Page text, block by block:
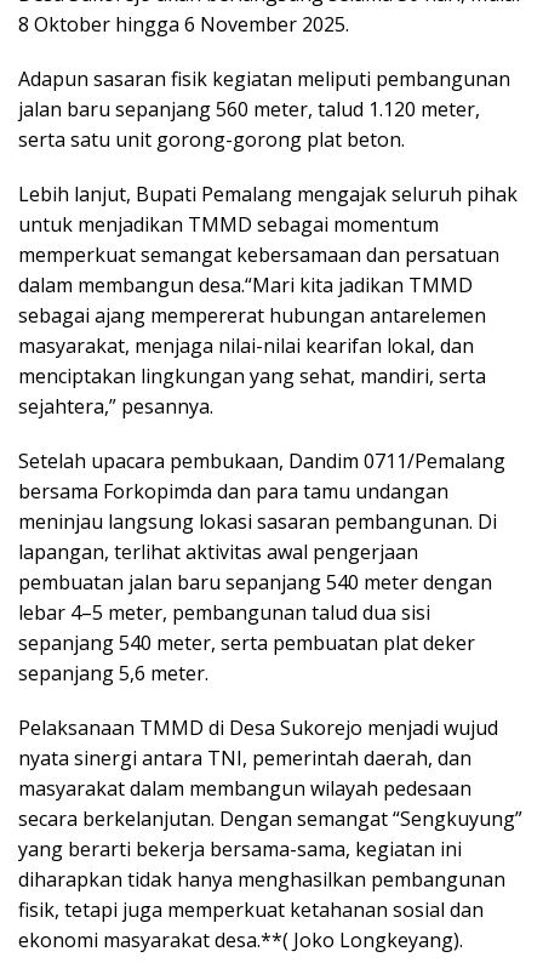
8 Oktober hingga 6 November 2025.
Adapun sasaran fisik kegiatan meliputi pembangunan
jalan baru sepanjang 560 meter, talud 1.120 meter,
serta satu unit gorong-gorong plat beton.
Lebih lanjut, Bupati Pemalang mengajak seluruh pihak
untuk menjadikan TMMD sebagai momentum
memperkuat semangat kebersamaan dan persatuan
dalam membangun desa.“Mari kita jadikan TMMD
sebagai ajang mempererat hubungan antarelemen
masyarakat, menjaga nilai-nilai kearifan lokal, dan
menciptakan lingkungan yang sehat, mandiri, serta
sejahtera,” pesannya.
Setelah upacara pembukaan, Dandim 0711/Pemalang
bersama Forkopimda dan para tamu undangan
meninjau langsung lokasi sasaran pembangunan. Di
lapangan, terlihat aktivitas awal pengerjaan
pembuatan jalan baru sepanjang 540 meter dengan
lebar 4–5 meter, pembangunan talud dua sisi
sepanjang 540 meter, serta pembuatan plat deker
sepanjang 5,6 meter.
Pelaksanaan TMMD di Desa Sukorejo menjadi wujud
nyata sinergi antara TNI, pemerintah daerah, dan
masyarakat dalam membangun wilayah pedesaan
secara berkelanjutan. Dengan semangat “Sengkuyung”
yang berarti bekerja bersama-sama, kegiatan ini
diharapkan tidak hanya menghasilkan pembangunan
fisik, tetapi juga memperkuat ketahanan sosial dan
ekonomi masyarakat desa.**( Joko Longkeyang).